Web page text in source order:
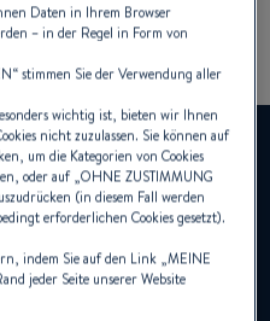
deaktiviert.
müssen Sie zuvor die
auf unserer Seite
Daten in Ihrem Browser
– in der Regel in Form von
“ stimmen Sie der Verwendung aller
wichtig ist, bieten wir Ihnen
nicht zuzulassen. Sie können auf
um die Kategorien von Cookies
oder auf „OHNE ZUSTIMMUNG
(in diesem Fall werden
erforderlichen Cookies gesetzt).
indem Sie auf den Link „MEINE
jeder Seite unserer Website